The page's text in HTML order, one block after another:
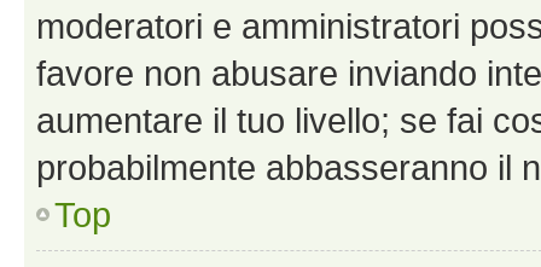
moderatori e amministratori
favore non abusare inviando
aumentare il tuo livello; se fai
probabilmente abbasseranno il
Top